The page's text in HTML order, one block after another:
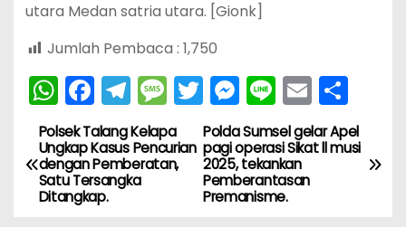
utara Medan satria utara. [Gionk]
Jumlah Pembaca : 1,750
W
h
a
ts
A
F
a
c
e
b
T
el
e
gr
M
e
s
s
T
w
itt
er
M
e
s
s
e
Li
n
e
E
m
ai
S
h
ar
N
a
Polda Sumsel gelar Apel
pagi operasi Sikat ll musi
2025, tekankan
Pemberantasan
Premanisme.
Polsek Talang Kelapa
Ungkap Kasus Pencurian
dengan Pemberatan,
Satu Tersangka
Ditangkap.